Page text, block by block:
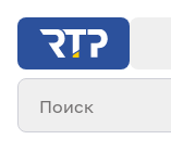
Поиск